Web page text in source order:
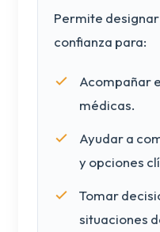
Permite
confianza para:
Acompañar
médicas.
Ayudar a
y opciones
Tomar
situaciones